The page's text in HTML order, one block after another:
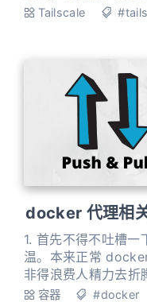
行通信，可以随意切
时随地访问家中的
服务，同
Tailscale
docker 代理相
1. 首先不得不吐槽
温。本来正常
非得浪费人精力去折
员的网络技术功底往
容器 #docker